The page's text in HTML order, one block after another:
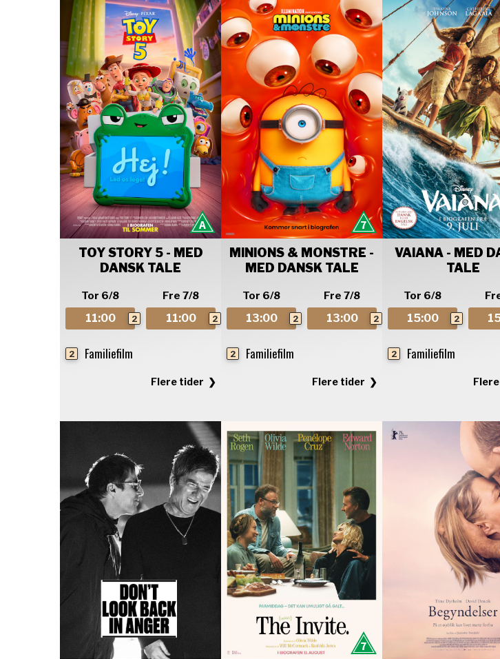
TOY STORY 5 - MED
DANSK TALE
Tor 6/8
11:00 2
Fre 7/8
11:00 2
2 Familiefilm
MINIONS & MONSTRE -
MED DANSK TALE
Tor 6/8
13:00 2
Fre 7/8
13:00 2
2 Familiefilm
VAIANA - MED
TALE
Tor 6/8
15:00 2
2 Familiefilm